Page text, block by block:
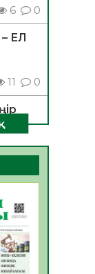
6 0
ЕЛ
11 0
25 0
–
23